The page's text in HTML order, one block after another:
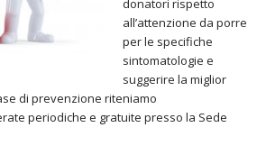
donatori rispetto
all’attenzione da porre
per le specifiche
sintomatologie e
suggerire la miglior
di prevenzione riteniamo
periodiche e gratuite presso la Sede